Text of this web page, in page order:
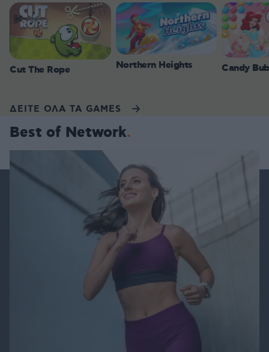
Cut The Rope Northern Heights Candy
ΔΕΙΤΕ ΟΛΑ ΤΑ GAMES
Best of Network